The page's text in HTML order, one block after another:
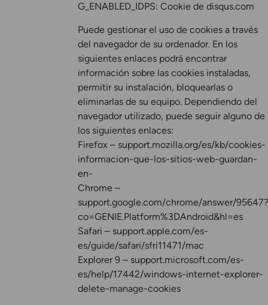
G_ENABLED_IDPS: Cookie de disqus.com
Puede gestionar el uso de cookies a través
del navegador de su ordenador. En los
siguientes enlaces podrá encontrar
información sobre las cookies instaladas,
permitir su instalación, bloquearlas o
eliminarlas de su equipo. Dependiendo del
navegador utilizado, puede seguir alguno de
los siguientes enlaces:
Firefox – support.mozilla.org/es/kb/cookies-
informacion-que-los-sitios-web-guardan-
en-
Chrome –
support.google.com/chrome/answer/95647?
co=GENIE.Platform%3DAndroid&hl=es
Safari – support.apple.com/es-
es/guide/safari/sfri11471/mac
Explorer 9 – support.microsoft.com/es-
es/help/17442/windows-internet-explorer-
delete-manage-cookies